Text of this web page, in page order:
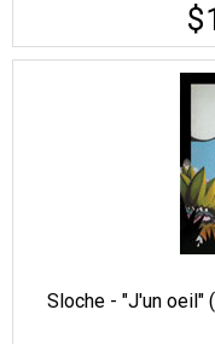
Sloche - "J'un oeil"